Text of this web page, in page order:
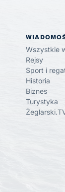
Wszystkie
Rejsy
Sport i
Historia
Biznes
Turystyka